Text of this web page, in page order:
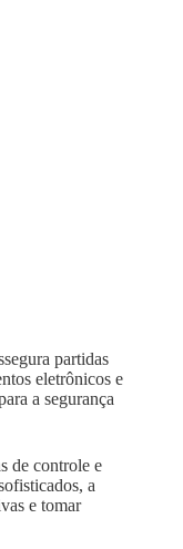
partidas
eletrônicos e
a segurança
de controle e
a
e tomar